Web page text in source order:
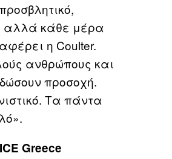
αλλά κάθε μέρα
η Coulter.
ανθρώπους και
προσοχή.
Τα πάντα
Greece